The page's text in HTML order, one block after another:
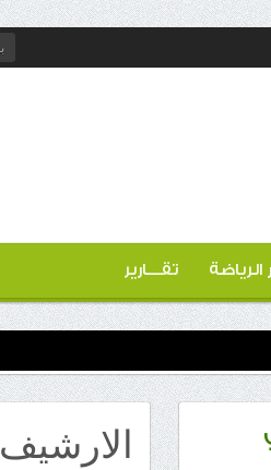
الرياضة تقـــارير
الارشيف